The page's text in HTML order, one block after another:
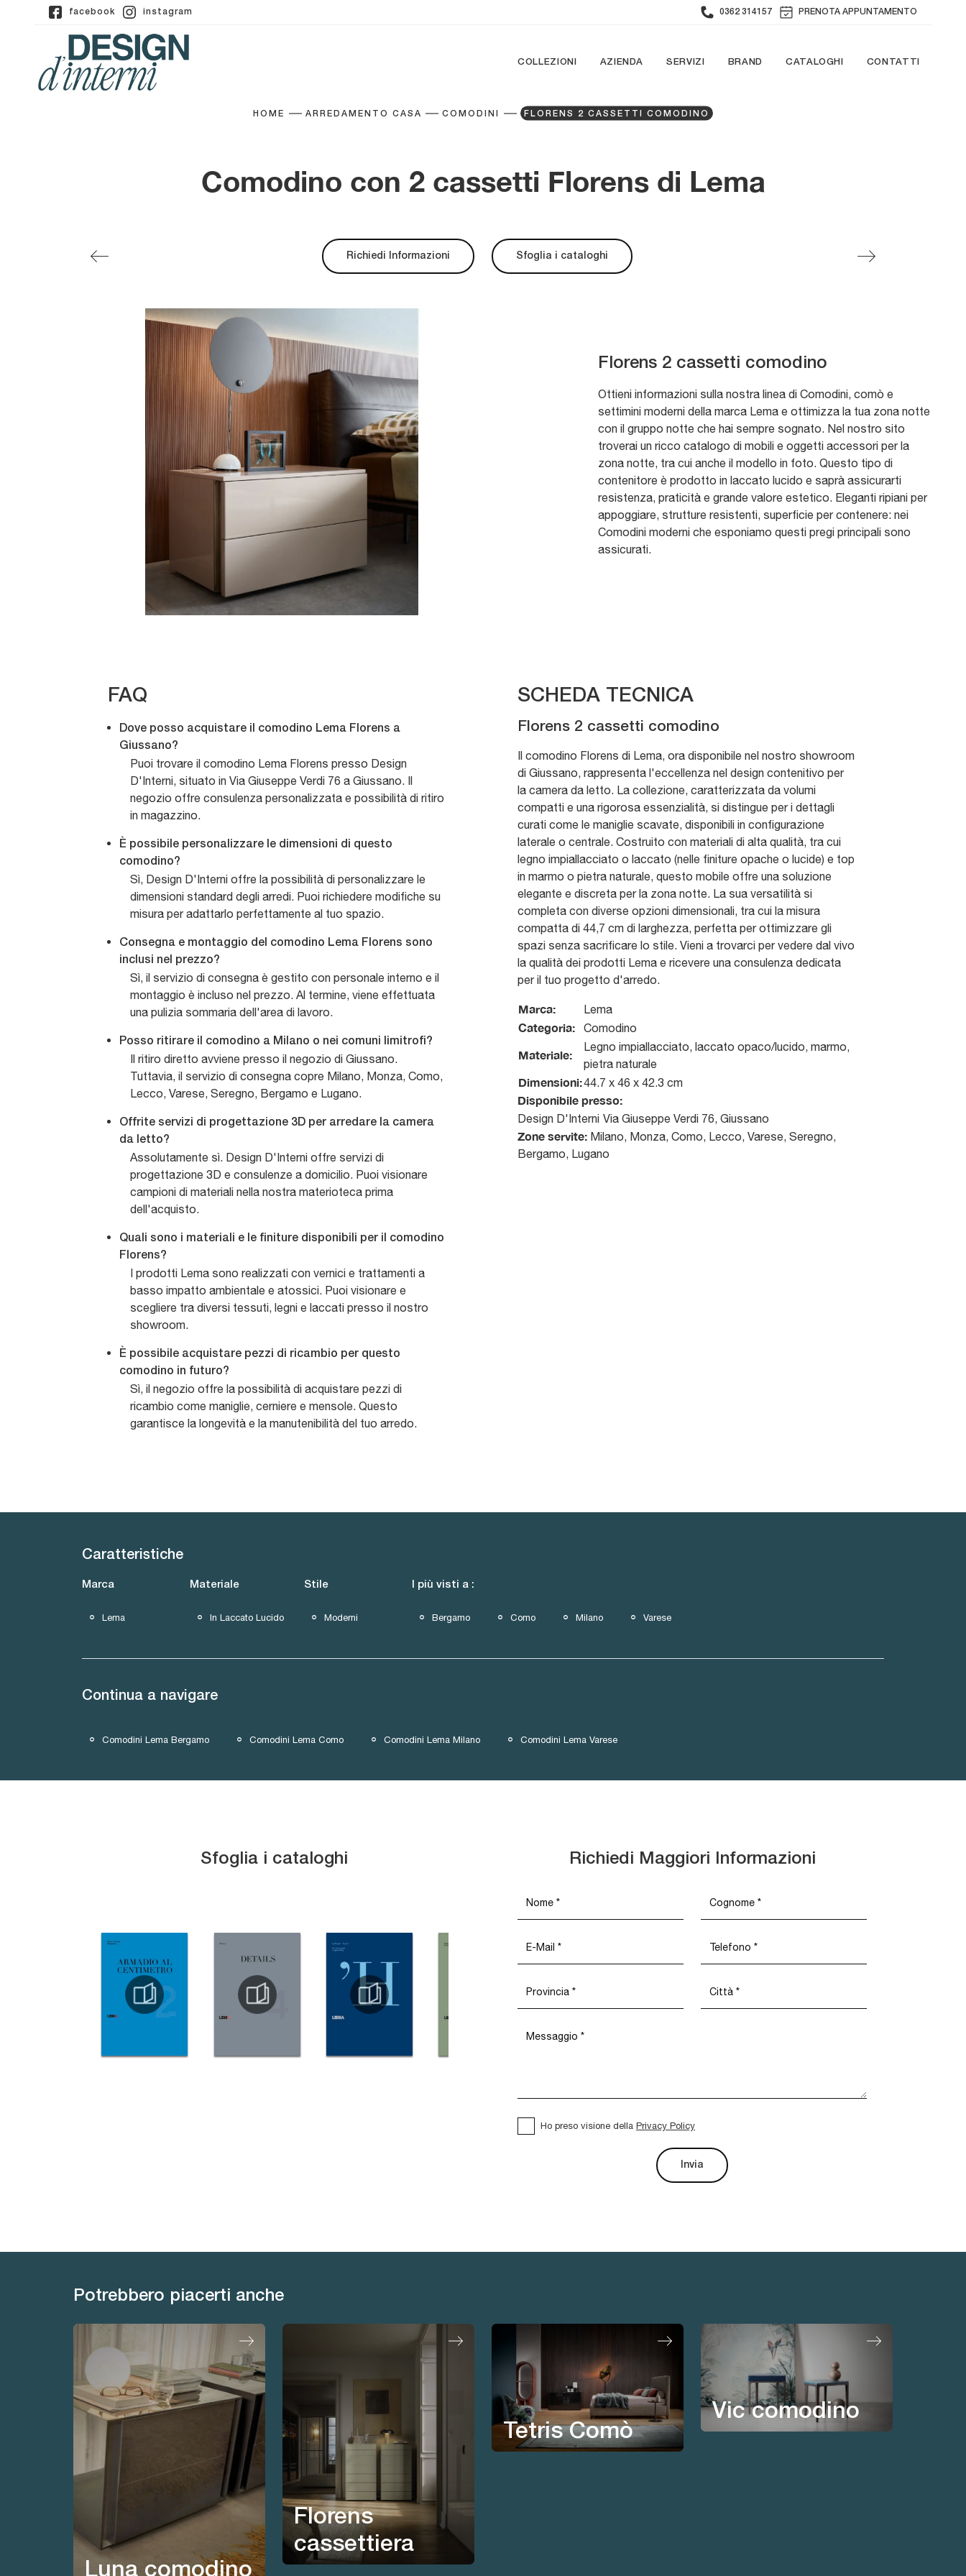
facebook instagram 0362 314157 PRENOTA APPUNTAMENTO
COLLEZIONI AZIENDA SERVIZI BRAND CATALOGHI CONTATTI
HOME ARREDAMENTO CASA COMODINI FLORENS 2 CASSETTI COMODINO
Comodino con 2 cassetti Florens di Lema
Richiedi Informazioni Sfoglia i cataloghi
Florens 2 cassetti comodino
Ottieni informazioni sulla nostra linea di Comodini, comò e
settimini moderni della marca Lema e ottimizza la tua zona notte
con il gruppo notte che hai sempre sognato. Nel nostro sito
troverai un ricco catalogo di mobili e oggetti accessori per la
zona notte, tra cui anche il modello in foto. Questo tipo di
contenitore è prodotto in laccato lucido e saprà assicurarti
resistenza, praticità e grande valore estetico. Eleganti ripiani per
appoggiare, strutture resistenti, superficie per contenere: nei
Comodini moderni che esponiamo questi pregi principali sono
assicurati.
FAQ
Dove posso acquistare il comodino Lema Florens a
Giussano?
Puoi trovare il comodino Lema Florens presso Design
D'Interni, situato in Via Giuseppe Verdi 76 a Giussano. Il
negozio offre consulenza personalizzata e possibilità di ritiro
in magazzino.
È possibile personalizzare le dimensioni di questo
comodino?
Sì, Design D'Interni offre la possibilità di personalizzare le
dimensioni standard degli arredi. Puoi richiedere modifiche su
misura per adattarlo perfettamente al tuo spazio.
Consegna e montaggio del comodino Lema Florens sono
inclusi nel prezzo?
Sì, il servizio di consegna è gestito con personale interno e il
montaggio è incluso nel prezzo. Al termine, viene effettuata
una pulizia sommaria dell'area di lavoro.
Posso ritirare il comodino a Milano o nei comuni limitrofi?
Il ritiro diretto avviene presso il negozio di Giussano.
Tuttavia, il servizio di consegna copre Milano, Monza, Como,
Lecco, Varese, Seregno, Bergamo e Lugano.
Offrite servizi di progettazione 3D per arredare la camera
da letto?
Assolutamente sì. Design D'Interni offre servizi di
progettazione 3D e consulenze a domicilio. Puoi visionare
campioni di materiali nella nostra materioteca prima
dell'acquisto.
Quali sono i materiali e le finiture disponibili per il comodino
Florens?
I prodotti Lema sono realizzati con vernici e trattamenti a
basso impatto ambientale e atossici. Puoi visionare e
scegliere tra diversi tessuti, legni e laccati presso il nostro
showroom.
È possibile acquistare pezzi di ricambio per questo
comodino in futuro?
Sì, il negozio offre la possibilità di acquistare pezzi di
ricambio come maniglie, cerniere e mensole. Questo
garantisce la longevità e la manutenibilità del tuo arredo.
SCHEDA TECNICA
Florens 2 cassetti comodino
Il comodino Florens di Lema, ora disponibile nel nostro showroom
di Giussano, rappresenta l'eccellenza nel design contenitivo per
la camera da letto. La collezione, caratterizzata da volumi
compatti e una rigorosa essenzialità, si distingue per i dettagli
curati come le maniglie scavate, disponibili in configurazione
laterale o centrale. Costruito con materiali di alta qualità, tra cui
legno impiallacciato o laccato (nelle finiture opache o lucide) e top
in marmo o pietra naturale, questo mobile offre una soluzione
elegante e discreta per la zona notte. La sua versatilità si
completa con diverse opzioni dimensionali, tra cui la misura
compatta di 44,7 cm di larghezza, perfetta per ottimizzare gli
spazi senza sacrificare lo stile. Vieni a trovarci per vedere dal vivo
la qualità dei prodotti Lema e ricevere una consulenza dedicata
per il tuo progetto d'arredo.
Marca: Lema
Categoria: Comodino
Materiale:
Legno impiallacciato, laccato opaco/lucido, marmo,
pietra naturale
Dimensioni:44.7 x 46 x 42.3 cm
Disponibile presso:
Design D'Interni Via Giuseppe Verdi 76, Giussano
Zone servite: Milano, Monza, Como, Lecco, Varese, Seregno,
Bergamo, Lugano
Caratteristiche
Marca
Lema
Materiale
In Laccato Lucido
Stile
Moderni
I più visti a :
Bergamo Como Milano Varese
Continua a navigare
Comodini Lema Bergamo Comodini Lema Como Comodini Lema Milano Comodini Lema Varese
Sfoglia i cataloghi Richiedi Maggiori Informazioni
Ho preso visione della Privacy Policy
Invia
Potrebbero piacerti anche
Luna comodino
Florens
cassettiera
Tetris Comò
Vic comodino